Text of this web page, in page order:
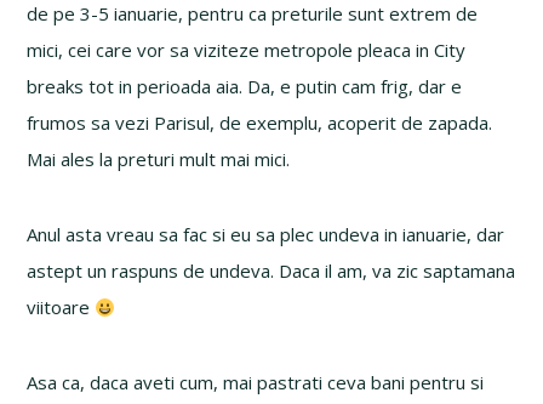
de pe 3-5 ianuarie, pentru ca preturile sunt extrem de
mici, cei care vor sa viziteze metropole pleaca in City
breaks tot in perioada aia. Da, e putin cam frig, dar e
frumos sa vezi Parisul, de exemplu, acoperit de zapada.
Mai ales la preturi mult mai mici.
Anul asta vreau sa fac si eu sa plec undeva in ianuarie, dar
astept un raspuns de undeva. Daca il am, va zic saptamana
viitoare
Asa ca, daca aveti cum, mai pastrati ceva bani pentru si